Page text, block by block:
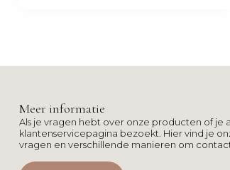
Meer informatie
Als je vragen hebt over onze producten of je
klantenservicepagina bezoekt. Hier vind je
vragen en verschillende manieren om